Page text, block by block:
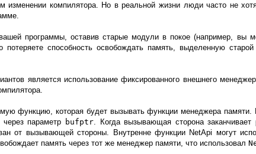
компилятора. Но в реальной жизни люди часто не
программы, оставив старые модули в покое (например, вы
способность освобождать память, выделенную
является использование фиксированного внешнего
функцию, которая будет вызывать функции менеджера
параметр bufptr. Когда вызывающая сторона
от вызывающей стороны. Внутренне функции NetApi могут
память через тот же менеджер памяти, что использовал